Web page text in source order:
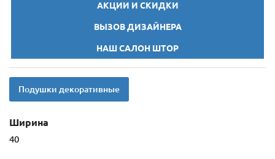
АКЦИИ И СКИДКИ
ВЫЗОВ ДИЗАЙНЕРА
НАШ САЛОН ШТОР
Подушки декоративные
Ширина
40